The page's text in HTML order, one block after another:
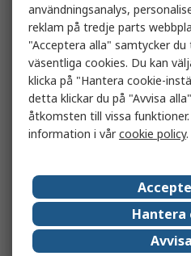
användningsanalys,
reklam på tredje parts
"Acceptera alla" samtycker du
väsentliga cookies. Du kan
klicka på "Hantera cookie-
detta klickar du på "Avvisa
åtkomsten till vissa
information i vårcookie policy.
Hantera